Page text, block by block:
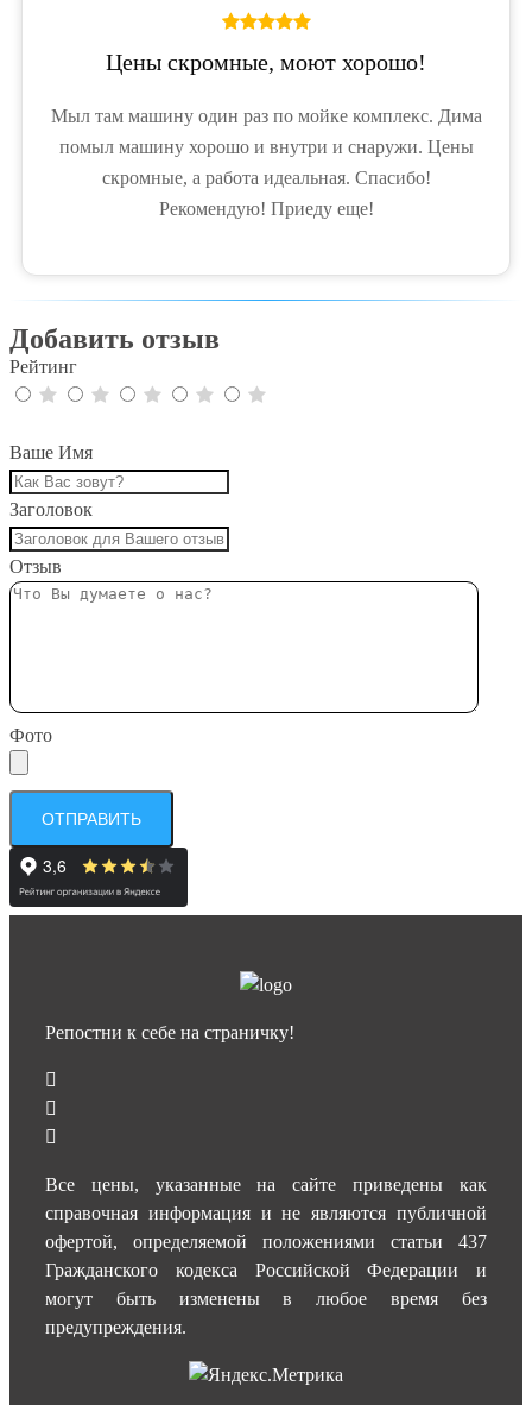
Цены скромные, моют хорошо!
Мыл там машину один раз по мойке комплекс. Дима
помыл машину хорошо и внутри и снаружи. Цены
скромные, а работа идеальная. Спасибо!
Рекомендую! Приеду еще!
Добавить отзыв
Рейтинг
Ваше Имя
Заголовок
Отзыв
Фото
Репостни к себе на страничку!
Все цены, указанные на сайте приведены как
справочная информация и не являются публичной
офертой, определяемой положениями статьи 437
Гражданского кодекса Российской Федерации и
могут быть изменены в любое время без
предупреждения.